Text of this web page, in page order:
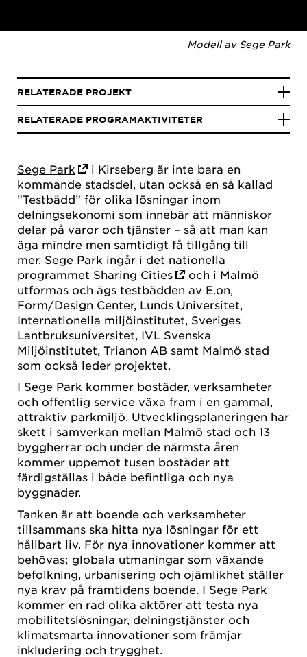
Modell av Sege Park
Sege Park
i Kirseberg är inte bara en
kommande stadsdel, utan också en så kallad
”Testbädd” för olika lösningar inom
delningsekonomi som innebär att människor
delar på varor och tjänster – så att man kan
äga mindre men samtidigt få tillgång till
mer. Sege Park ingår i det nationella
programmet Sharing Cities
och i Malmö
utformas och ägs testbädden av E.on,
Form/Design Center, Lunds Universitet,
Internationella miljöinstitutet, Sveriges
Lantbruksuniversitet, IVL Svenska
Miljöinstitutet, Trianon AB samt Malmö stad
som också leder projektet.
I Sege Park kommer bostäder, verksamheter
och offentlig service växa fram i en gammal,
attraktiv parkmiljö. Utvecklingsplaneringen har
skett i samverkan mellan Malmö stad och 13
byggherrar och under de närmsta åren
kommer uppemot tusen bostäder att
färdigställas i både befintliga och nya
byggnader.
Tanken är att boende och verksamheter
tillsammans ska hitta nya lösningar för ett
hållbart liv. För nya innovationer kommer att
behövas; globala utmaningar som växande
befolkning, urbanisering och ojämlikhet ställer
nya krav på framtidens boende. I Sege Park
kommer en rad olika aktörer att testa nya
mobilitetslösningar, delningstjänster och
klimatsmarta innovationer som främjar
inkludering och trygghet.
RELATERADE PROJEKT
RELATERADE PROGRAMAKTIVITETER